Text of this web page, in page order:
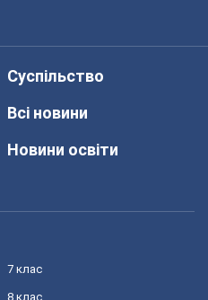
Суспільство
Всі новини
Новини освіти
7 клас
8 клас